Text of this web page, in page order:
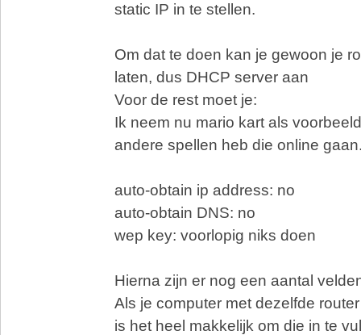
static IP in te stellen.
Om dat te doen kan je gewoon je
laten, dus DHCP server aan
Voor de rest moet je:
Ik neem nu mario kart als
andere spellen heb die online
auto-obtain ip address: no
auto-obtain DNS: no
wep key: voorlopig niks doen
Hierna zijn er nog een aantal
Als je computer met dezelfde
is het heel makkelijk om die in te